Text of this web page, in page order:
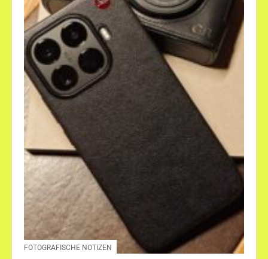
FOTOGRAFISCHE NOTIZEN